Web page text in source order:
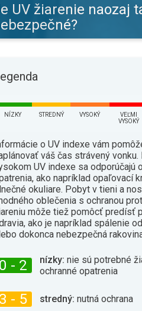
UV žiarenie naozaj
NÍZKY STREDNÝ VYSOKÝ
VEĽMI
VYSOKÝ
o UV indexe vám
váš čas strávený vonku.
UV indexe sa odporúčajú
ako napríklad opaľovací
okuliare. Pobyt v tieni a
oblečenia s ochranou
môže tiež pomôcť predísť
ako je napríklad spálenie
dokonca nebezpečná
0 - 2 nízky: nie sú potrebné
ochranné opatrenia
3 - 5 stredný: nutná ochrana